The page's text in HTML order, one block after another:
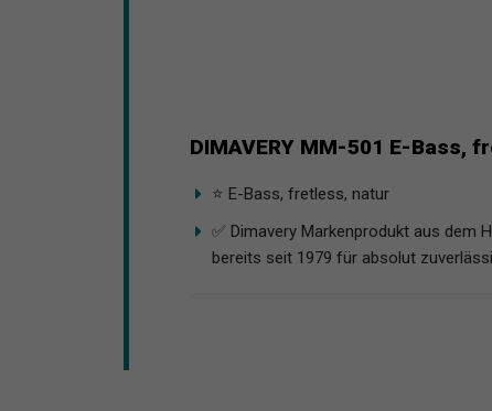
DIMAVERY MM-501 E-Bass,
⭐️ E-Bass, fretless, natur
✅ Dimavery Markenprodukt aus dem
bereits seit 1979 für absolut